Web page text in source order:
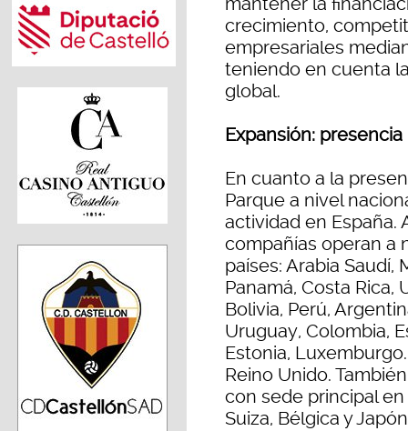
crecimiento,
empresariales
teniendo en cuenta
global.
Expansión:
En cuanto a la
Parque a nivel
actividad en España.
compañías operan a
países: Arabia Saudí,
Panamá, Costa Rica,
Bolivia, Perú,
Uruguay, Colombia,
Estonia,
Reino Unido.
con sede principal
Suiza, Bélgica y